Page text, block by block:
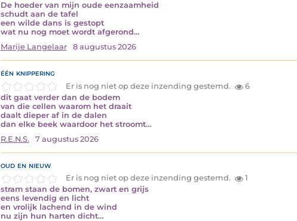
De hoeder van mijn oude eenzaamheid
schudt aan de tafel
een wilde dans is gestopt
wat nu nog moet wordt afgerond…
Marije Langelaar
8 augustus 2026
één knippering
Er is nog niet op deze inzending gestemd.
6
dit gaat verder dan de bodem
van die cellen waarom het draait
daalt dieper af in de dalen
dan elke beek waardoor het stroomt…
R.E.N.S.
7 augustus 2026
oud en nieuw
Er is nog niet op deze inzending gestemd.
1
stram staan de bomen, zwart en grijs
eens levendig en licht
en vrolijk lachend in de wind
nu zijn hun harten dicht…